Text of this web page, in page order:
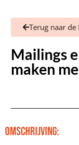
Terug naar
Mailings
maken
Omschrijving: